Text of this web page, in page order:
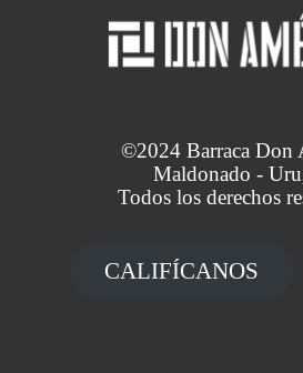
©2024 Barraca Don
Maldonado -
Todos los derechos
CALIFÍCANOS